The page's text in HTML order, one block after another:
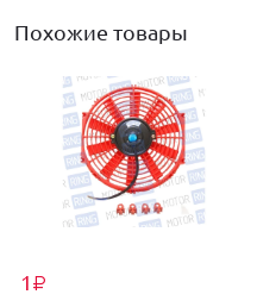
Похожие товары
1 ₽